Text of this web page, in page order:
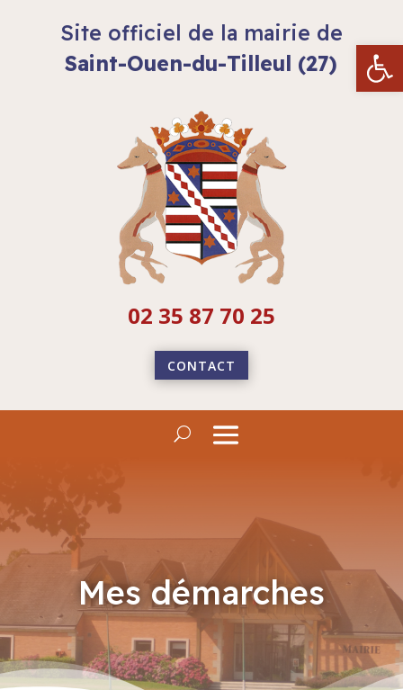
Ouvrir
Site officiel de la mairie de
Saint-Ouen-du-Tilleul (27)
02 35 87 70 25
CONTACT
Mes démarches